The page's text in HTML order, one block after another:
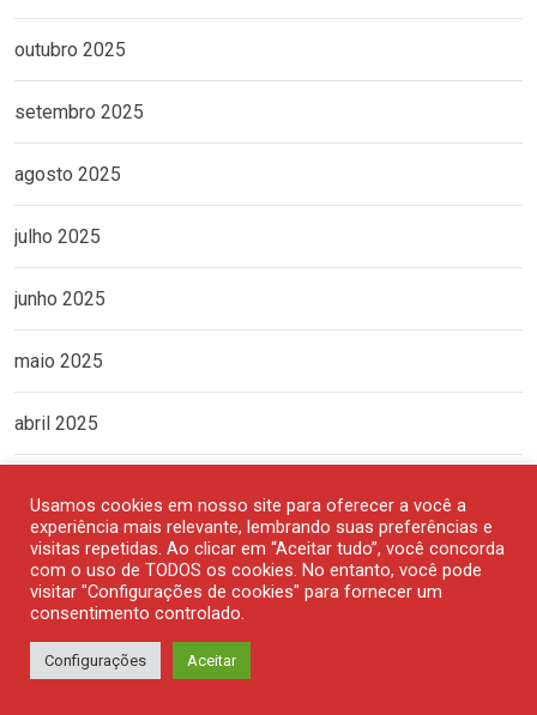
outubro 2025
setembro 2025
agosto 2025
julho 2025
junho 2025
maio 2025
abril 2025
fevereiro 2025
janeiro 2025
dezembro 2024
Usamos cookies em nosso site para oferecer a você a
experiência mais relevante, lembrando suas preferências e
visitas repetidas. Ao clicar em “Aceitar tudo”, você concorda
com o uso de TODOS os cookies. No entanto, você pode
visitar "Configurações de cookies" para fornecer um
consentimento controlado.
Configurações Aceitar